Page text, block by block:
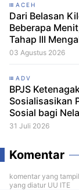
ACEH
Dari Belasan
Beberapa
Tahap III
Tempel
03 Agustus 2026
ADV
BPJS
Sosialisasikan
Sosial bagi
Konsultasi
31 Juli 2026
Komentar
komentar yang
yang diatur UU ITE